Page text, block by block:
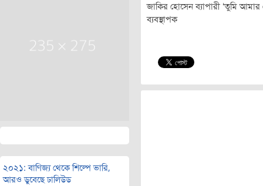
২০২১: বাণিজ্য থেকে শিল্পে ভারি,
আরও ডুবেছে ঢালিউড
জাকির হোসেন ব্যাপারী ‘তুমি আমার
ব্যবস্থাপক